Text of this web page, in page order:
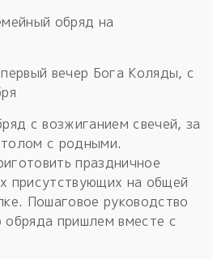
обряд на
первый вечер Бога Коляды, с
с возжиганием свечей, за
с родными.
праздничное
присутствующих на общей
Пошаговое руководство
пришлем вместе с